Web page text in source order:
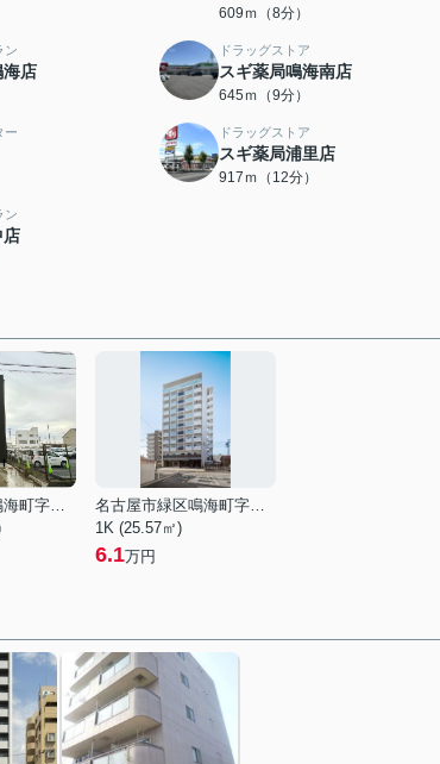
609ｍ（8分）
ン
海店
ドラッグストア
スギ薬局鳴海南店
645ｍ（9分）
ー ドラッグストア
スギ薬局浦里店
917ｍ（12分）
ン
店
名古屋市緑区鳴海町字中汐田
名古屋市緑区鳴海町字上汐田
1K (25.57㎡)
6.1万円